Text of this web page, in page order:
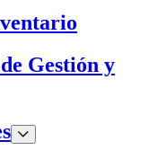
Gestión y